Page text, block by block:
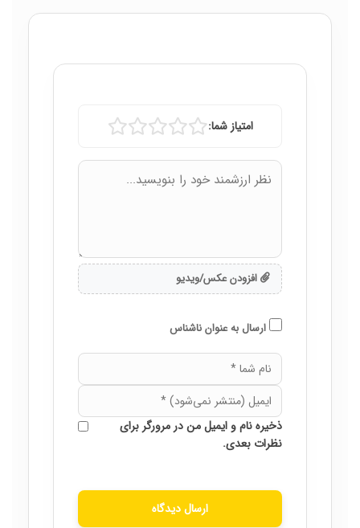
امتیاز شما:
افزودن عکس/ویدیو
ارسال به عنوان ناشناس
ذخیره نام و ایمیل من در مرورگر برای
نظرات بعدی.
ارسال دیدگاه